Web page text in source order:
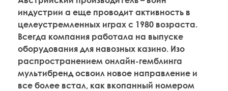
индустрии а еще проводит активность в
целеустремленных играх с 1980 возраста.
Всегда компания работала на выпуске
оборудования для навозных казино. Изо
распространением онлайн-гемблинга
мультибренд освоил новое направление и
все более встал, как вкопанный номером